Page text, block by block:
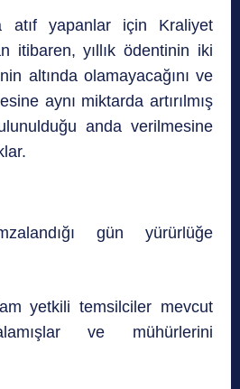
atıf yapanlar için Kraliyet
itibaren, yıllık ödentinin iki
altında olamayacağını ve
aynı miktarda artırılmış
anda verilmesine
gün yürürlüğe
yetkili temsilciler mevcut
ve mühürlerini